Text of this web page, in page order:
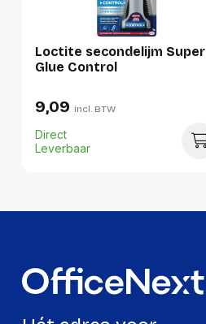
Per pallet
Hoeveelheid:
Breedte:
Hoogte:
Lengte:
Gewicht:
Loctite secondelijm Super
Glue Control
9,09 incl. BTW
Direct
Leverbaar